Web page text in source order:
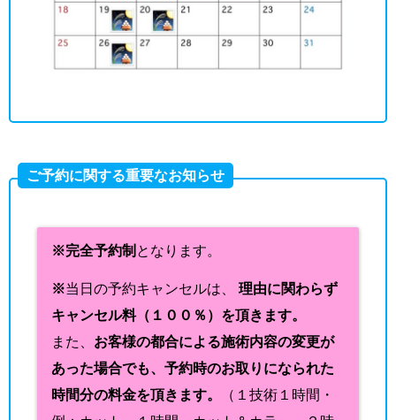
ご予約に関する重要なお知らせ
※完全予約制 となります。
※当日の予約キャンセルは、 理由に関わらず
キャンセル料（１００％）を頂きます。
また、 お客様の都合による施術内容の変更が
あった場合でも、予約時のお取りになられた
時間分の料金を頂きます。
（１技術１時間・